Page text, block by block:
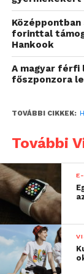
A
szerint
vércukorszint,
(SpO₂) és az
különösen
állapotkövetés
értékeknek a
elvégezhető
minősülnek
tájékoztató
szolgálnak,
forinttal
Hankook
A magyar férfi
főszponzora
TOVÁBBI CIKKEK:
További